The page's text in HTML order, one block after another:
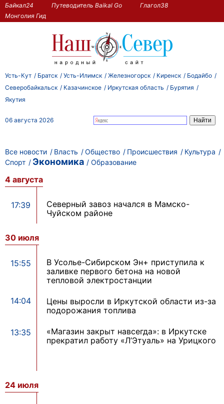
Байкал24 Путеводитель Baikal Go
Глагол38
Монголия Гид
Усть-Кут Братск Усть-Илимск Железногорск Киренск
Бодайбо
Северобайкальск
Казачинское Иркутская область
Бурятия
Якутия
06 августа 2026
Все новости Власть Общество Происшествия
Культура
Спорт
Экономика Образование
4 августа
17:39
Северный завоз начался в Мамско-
Чуйском районе
30 июля
15:55
В Усолье-Сибирском Эн+ приступила к
заливке первого бетона на новой
тепловой электростанции
14:04
Цены выросли в Иркутской области из-за
подорожания топлива
13:35
«Магазин закрыт навсегда»: в Иркутске
прекратил работу «Л’Этуаль» на Урицкого
24 июля